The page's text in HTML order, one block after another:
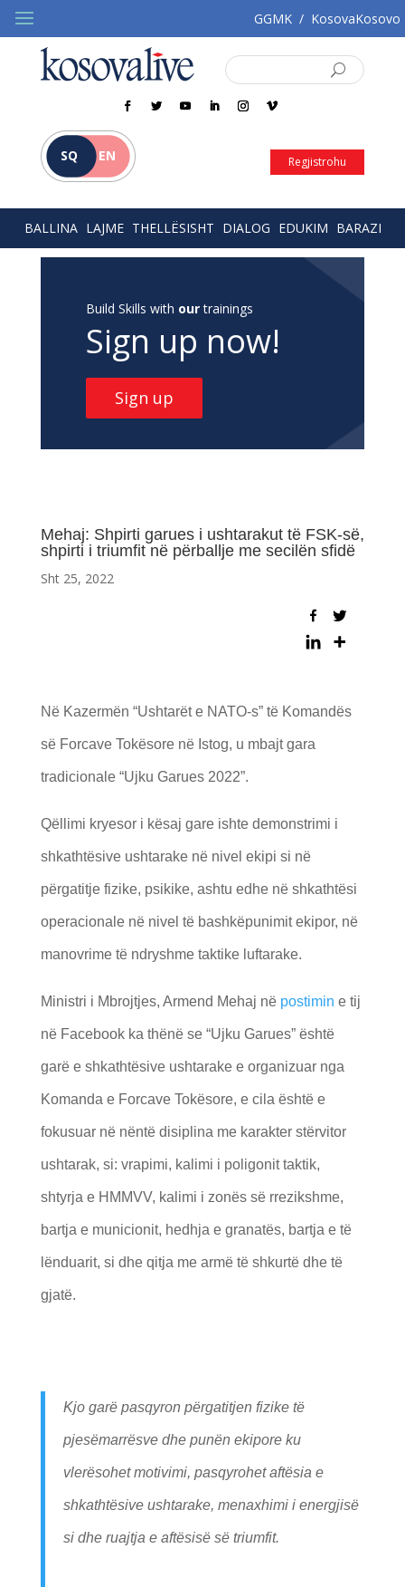
GGMK / KosovaKosovo
SQ EN Regjistrohu
BALLINA LAJME THELLËSISHT DIALOG EDUKIM BARAZI
Build Skills with ourtrainings
Sign up now!
Sign up
Mehaj: Shpirti garues i ushtarakut të FSK-së,
shpirti i triumfit në përballje me secilën sfidë
Sht 25, 2022
Në Kazermën “Ushtarët e NATO-s” të Komandës
së Forcave Tokësore në Istog, u mbajt gara
tradicionale “Ujku Garues 2022”.
Qëllimi kryesor i kësaj gare ishte demonstrimi i
shkathtësive ushtarake në nivel ekipi si në
përgatitje fizike, psikike, ashtu edhe në shkathtësi
operacionale në nivel të bashkëpunimit ekipor, në
manovrime të ndryshme taktike luftarake.
Ministri i Mbrojtjes, Armend Mehaj në postimin e tij
në Facebook ka thënë se “Ujku Garues” është
garë e shkathtësive ushtarake e organizuar nga
Komanda e Forcave Tokësore, e cila është e
fokusuar në nëntë disiplina me karakter stërvitor
ushtarak, si: vrapimi, kalimi i poligonit taktik,
shtyrja e HMMVV, kalimi i zonës së rrezikshme,
bartja e municionit, hedhja e granatës, bartja e të
lënduarit, si dhe qitja me armë të shkurtë dhe të
gjatë.
Kjo garë pasqyron përgatitjen fizike të
pjesëmarrësve dhe punën ekipore ku
vlerësohet motivimi, pasqyrohet aftësia e
shkathtësive ushtarake, menaxhimi i energjisë
si dhe ruajtja e aftësisë së triumfit.